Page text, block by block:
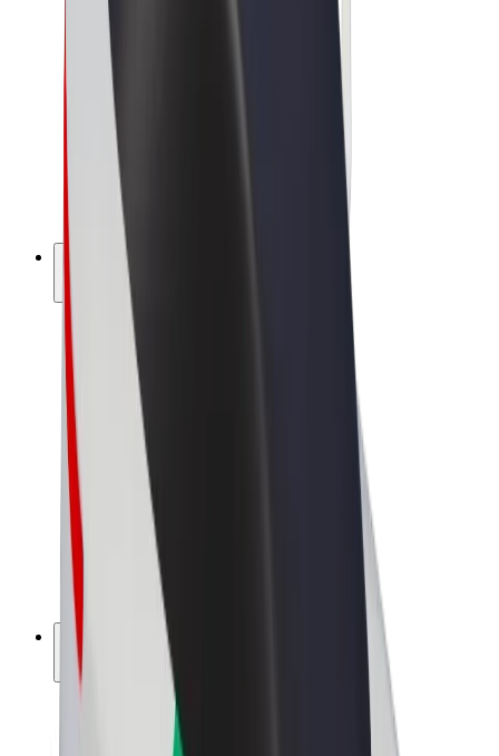
Bolt Market
Bolt Food
Bolt Drive
Bolt for Business
จักรยานไฟฟ้า
Bolt Plus
สร้างรายได้กับ Bolt
คนขับ
รายได้ของคนขับ
พนักงานส่งของ
รายได้ของพนักงานส่งของ
พาร์ทเนอร์ร้านอาหาร Bolt
แฟรนไชส์
บริษัท
เกี่ยวกับ Bolt